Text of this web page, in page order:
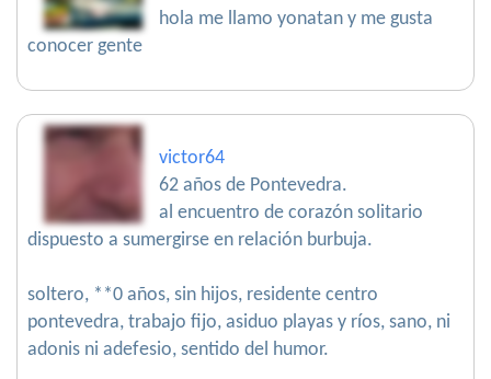
hola me llamo yonatan y me gusta
conocer gente
victor64
62 años de Pontevedra.
al encuentro de corazón solitario
dispuesto a sumergirse en relación burbuja.
soltero, **0 años, sin hijos, residente centro
pontevedra, trabajo fijo, asiduo playas y ríos, sano, ni
adonis ni adefesio, sentido del humor.